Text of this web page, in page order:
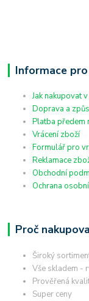
Informace
Jak nakupovat
Doprava a
Platba předem
Vrácení zboží
Formulář pro
Reklamace
Obchodní
Ochrana
Proč
Široký
Vše skladem -
Prověřená
Super ceny